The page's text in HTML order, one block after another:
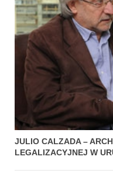
JULIO CALZADA –
LEGALIZACYJNEJ W